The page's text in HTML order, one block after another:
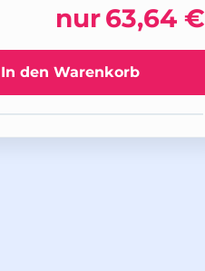
nur63,64 €
In den Warenkorb